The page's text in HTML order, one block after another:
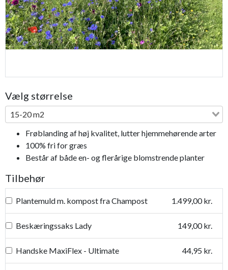
Vælg størrelse
15-20 m2
Frøblanding af høj kvalitet, lutter hjemmehørende arter
100% fri for græs
Består af både en- og flerårige blomstrende planter
Tilbehør
Plantemuld m. kompost fra Champost 1.499,00 kr.
Beskæringssaks Lady 149,00 kr.
Handske MaxiFlex - Ultimate 44,95 kr.